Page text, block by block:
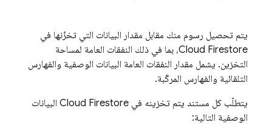
يتم تحصيل رسوم منك مقابل مقدار البيانات التي تخزّنها في
Cloud Firestore، بما في ذلك النفقات العامة لمساحة
التخزين. يشمل مقدار النفقات العامة البيانات الوصفية والفهارس
التلقائية والفهارس المركّبة.
يتطلّب كل مستند يتم تخزينه في Cloud Firestore البيانات
الوصفية التالية: